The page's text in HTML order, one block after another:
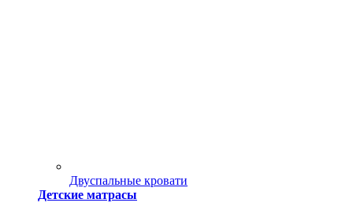
Двуспальные кровати
Детские матрасы